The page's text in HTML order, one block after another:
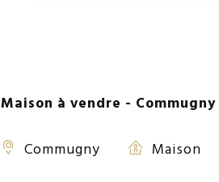
Maison à vendre - Commugny
Commugny
Maison